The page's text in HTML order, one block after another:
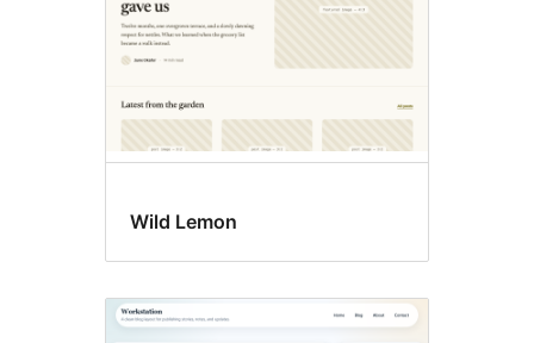
Wild Lemon